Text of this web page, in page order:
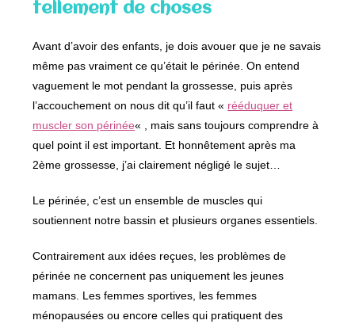
tellement de choses
Avant d’avoir des enfants, je dois avouer que je ne savais
même pas vraiment ce qu’était le périnée. On entend
vaguement le mot pendant la grossesse, puis après
l’accouchement on nous dit qu’il faut « rééduquer et
muscler son périnée« , mais sans toujours comprendre à
quel point il est important. Et honnêtement après ma
2ème grossesse, j’ai clairement négligé le sujet…
Le périnée, c’est un ensemble de muscles qui
soutiennent notre bassin et plusieurs organes essentiels.
Contrairement aux idées reçues, les problèmes de
périnée ne concernent pas uniquement les jeunes
mamans. Les femmes sportives, les femmes
ménopausées ou encore celles qui pratiquent des